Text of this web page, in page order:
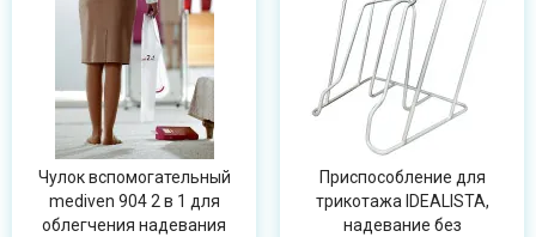
Чулок вспомогательный
mediven 904 2 в 1 для
облегчения надевания
Приспособление для
трикотажа IDEALISTA,
надевание без